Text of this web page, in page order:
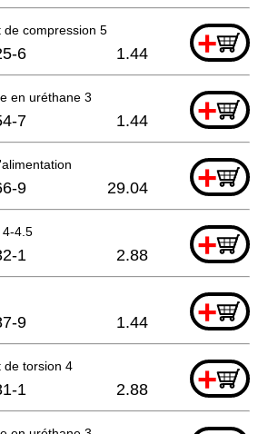
de compression 5 +
6 1.44
en uréthane 3 +
7 1.44
+
9 29.04
4-4.5 +
1 2.88
+
9 1.44
de torsion 4 +
1 2.88